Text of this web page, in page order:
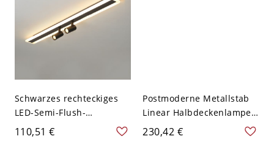
Schwarzes rechteckiges
LED-Semi-Flush-
Deckenlicht in moderner
Einfachheit Acryl-
110,51 €
Postmoderne Metallstab
Linear Halbdeckenlampe
Drehbarer Zylinder
Messing Schirm
230,42 €